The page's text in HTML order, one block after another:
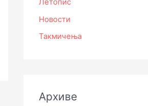
Новости
Такмичења
Архиве